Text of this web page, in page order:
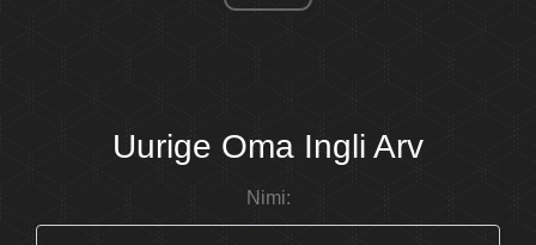
Uurige Oma Ingli Arv
Nimi: